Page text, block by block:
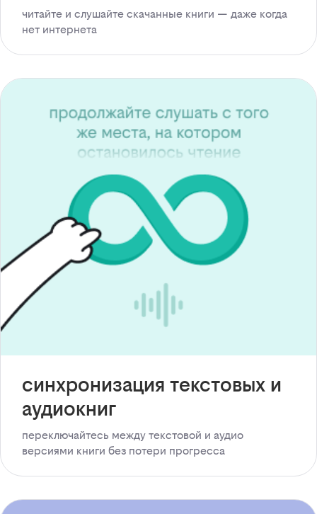
читайте и слушайте скачанные книги — даже когда
нет интернета
синхронизация текстовых и
аудиокниг
переключайтесь между текстовой и аудио
версиями книги без потери прогресса